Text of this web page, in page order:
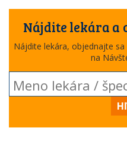
Nájdite lekára a
Nájdite lekára, objednajte
na